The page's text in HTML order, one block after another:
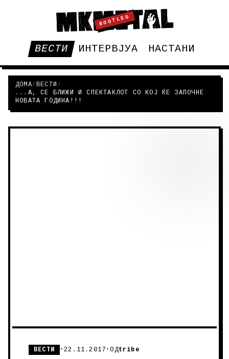
BOOTLEG
ВЕСТИ ИНТЕРВЈУА НАСТАНИ
ДОМА/ВЕСТИ /
...А, СЕ БЛИЖИ И СПЕКТАКЛОТ СО КОЈ ЌЕ ЗАПОЧНЕ
НОВАТА ГОДИНА!!!
ВЕСТИ •22.11.2017 •ОДtribe